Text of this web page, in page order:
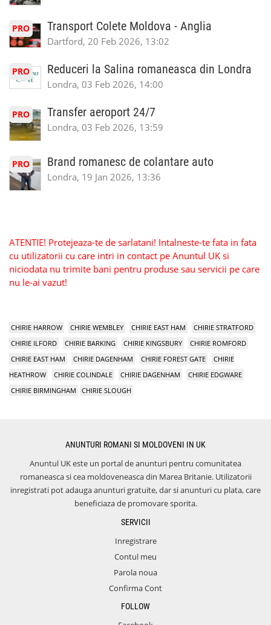
PRO Transport Colete Moldova - Anglia
Dartford, 20 Feb 2026, 13:02
PRO Reduceri la Salina romaneasca din Londra
Londra, 03 Feb 2026, 14:00
PRO Transfer aeroport 24/7
Londra, 03 Feb 2026, 13:59
PRO Brand romanesc de colantare auto
Londra, 19 Jan 2026, 13:36
ATENTIE! Protejeaza-te de sarlatani! Intalneste-te fata in fata
cu utilizatorii cu care intri in contact pe Anuntul UK si
niciodata nu trimite bani pentru produse sau servicii pe care
nu le-ai vazut!
CHIRIE HARROW CHIRIE WEMBLEY CHIRIE EAST HAM
CHIRIE STRATFORD
CHIRIE ILFORD
CHIRIE BARKING CHIRIE KINGSBURY
CHIRIE ROMFORD
CHIRIE EAST HAM
CHIRIE DAGENHAM CHIRIE FOREST GATE
CHIRIE
HEATHROW
CHIRIE COLINDALE CHIRIE DAGENHAM
CHIRIE EDGWARE
CHIRIE BIRMINGHAM
CHIRIE SLOUGH
ANUNTURI ROMANI SI MOLDOVENI IN UK
Anuntul UK este un portal de anunturi pentru comunitatea
romaneasca si cea moldoveneasca din Marea Britanie. Utilizatorii
inregistrati pot adauga anunturi gratuite, dar si anunturi cu plata, care
beneficiaza de promovare sporita.
SERVICII
Inregistrare
Contul meu
Parola noua
Confirma Cont
FOLLOW